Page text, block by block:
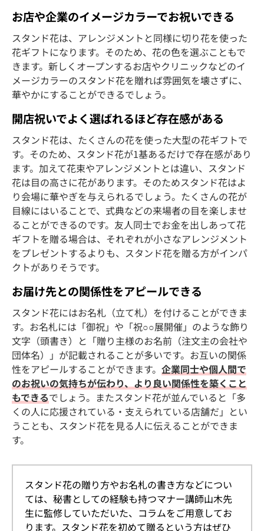
お店や企業のイメージカラーでお祝いできる
スタンド花は、アレンジメントと同様に切り花を使った
花ギフトになります。そのため、花の色を選ぶこともで
きます。新しくオープンするお店やクリニックなどのイ
メージカラーのスタンド花を贈れば雰囲気を壊さずに、
華やかにすることができるでしょう。
開店祝いでよく選ばれるほど存在感がある
スタンド花は、たくさんの花を使った大型の花ギフトで
す。そのため、スタンド花が1基あるだけで存在感があり
ます。加えて花束やアレンジメントとは違い、スタンド
花は目の高さに花があります。そのためスタンド花はよ
り会場に華やぎを与えられるでしょう。たくさんの花が
目線にはいることで、式典などの来場者の目を楽しませ
ることができるのです。友人同士でお金を出しあって花
ギフトを贈る場合は、それぞれが小さなアレンジメント
をプレゼントするよりも、スタンド花を贈る方がインパ
クトがありそうです。
お届け先との関係性をアピールできる
スタンド花にはお名札（立て札）を付けることができま
す。お名札には「御祝」や「祝○○展開催」のような飾り
文字（頭書き）と「贈り主様のお名前（注文主の会社や
団体名）」が記載されることが多いです。お互いの関係
性をアピールすることができます。 企業同士や個人間で
のお祝いの気持ちが伝わり、より良い関係性を築くこと
もできるでしょう。またスタンド花が並んでいると「多
くの人に応援されている・支えられている店舗だ」とい
うことも、スタンド花を見る人に伝えることができま
す。
スタンド花の贈り方やお名札の書き方などについ
ては、秘書としての経験も持つマナー講師山木先
生に監修していただいた、コラムをご用意してお
ります。スタンド花を初めて贈るという方はぜひ